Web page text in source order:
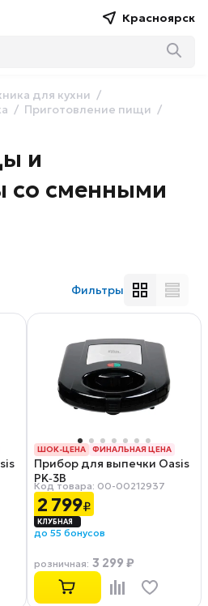
Красноярск
для кухни
Приготовление пищи
и
со сменными
Фильтры
ШОК-ЦЕНА
ФИНАЛЬНАЯ ЦЕНА
РАССРОЧКА 0-0-12
Прибор для выпечки Oasis
PK‑3B
Код товара: 00-00212937
2 799₽
до 55 бонусов
розничная: 3 299 ₽